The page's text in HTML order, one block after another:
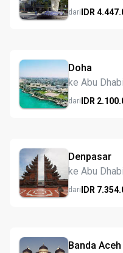
dariIDR 4.447.
Doha
ke Abu Dhabi
dariIDR 2.100.
Denpasar
ke Abu Dhabi
dariIDR 7.354.
Banda Aceh